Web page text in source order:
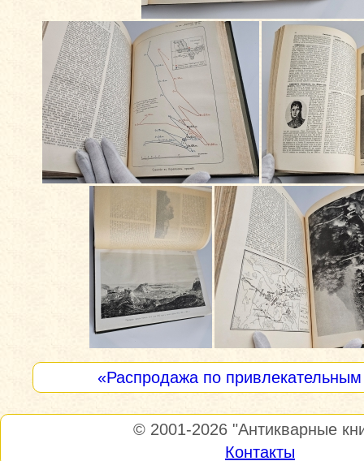
«Распродажа по
© 2001-2026 "Антикварные
Контакты